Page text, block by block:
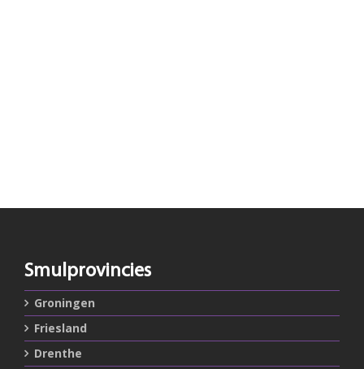
Smulprovincies
Groningen
Friesland
Drenthe